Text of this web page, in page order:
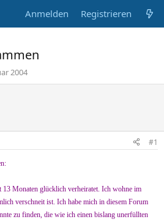
Anmelden Registrieren
2004
#1
13 Monaten glücklich verheiratet. Ich wohne im
verschneit ist. Ich habe mich in diesem Forum
zu finden, die wie ich einen bislang unerfüllten